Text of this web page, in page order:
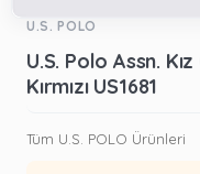
U.S. POLO
U.S. Polo Assn.
Kırmızı US1681
Tüm U.S. POLO Ürünleri